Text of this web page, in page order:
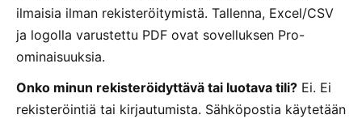
ilmaisia ilman rekisteröitymistä. Tallenna, Excel/CSV
ja logolla varustettu PDF ovat sovelluksen Pro-
ominaisuuksia.
Onko minun rekisteröidyttävä tai luotava tili? Ei. Ei
rekisteröintiä tai kirjautumista. Sähköpostia käytetään